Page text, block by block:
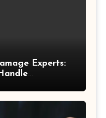
Experts: